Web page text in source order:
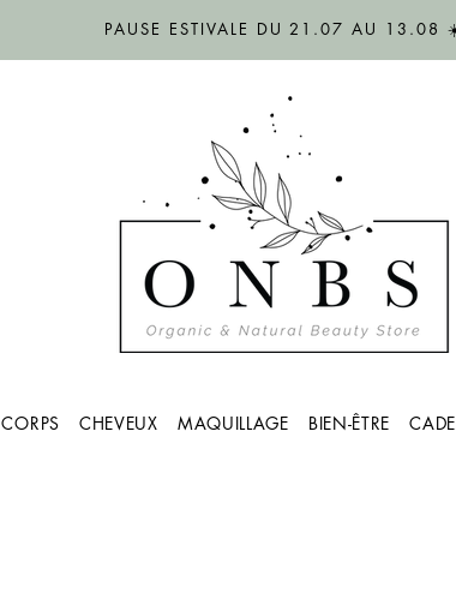
PAUSE ESTIVALE DU 21.07 AU 13.08
CORPS CHEVEUX MAQUILLAGE BIEN-ÊTRE